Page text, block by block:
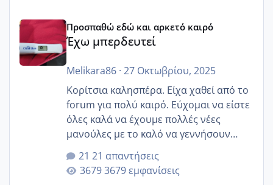
Έχω μπερδευτεί
Προσπαθώ εδώ και αρκετό καιρό
Έχω μπερδευτεί
Melikara86· 27 Οκτωβρίου, 2025
Κορίτσια καλησπέρα. Είχα χαθεί από το
forum για πολύ καιρό. Εύχομαι να είστε
όλες καλά να έχουμε πολλές νέες
μανούλες με το καλό να γεννήσουν
αυτές που ήδη περιμένουν. Να πάρουν
γερα μωράκια στην αγκαλίτσα τους
🙏🏼🙏🏼 Ας πάμε λοιπόν στο θέμα μου.
21 απαντήσεις
3679 εμφανίσεις